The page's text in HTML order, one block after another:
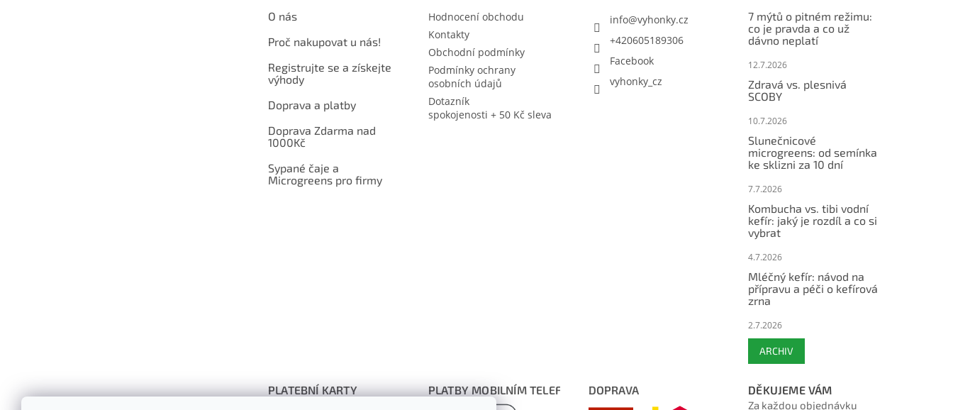
O nás
Proč nakupovat u nás!
Registrujte se a získejte
výhody
Doprava a platby
Doprava Zdarma nad
1000Kč
Sypané čaje a
Microgreens pro firmy
Hodnocení obchodu
Kontakty
Obchodní podmínky
Podmínky ochrany
osobních údajů
Dotazník
spokojenosti + 50 Kč sleva
info@vyhonky.cz
+420605189306
Facebook
vyhonky_cz
7 mýtů o pitném režimu:
co je pravda a co už
dávno neplatí
12.7.2026
Zdravá vs. plesnivá
SCOBY
10.7.2026
Slunečnicové
microgreens: od semínka
ke sklizni za 10 dní
7.7.2026
Kombucha vs. tibi vodní
kefír: jaký je rozdíl a co si
vybrat
4.7.2026
Mléčný kefír: návod na
přípravu a péči o kefírová
zrna
2.7.2026
ARCHIV
PLATEBNÍ KARTY PLATBY MOBILNÍM TELEFONEMDOPRAVA DĚKUJEME VÁM
Za každou objednávku